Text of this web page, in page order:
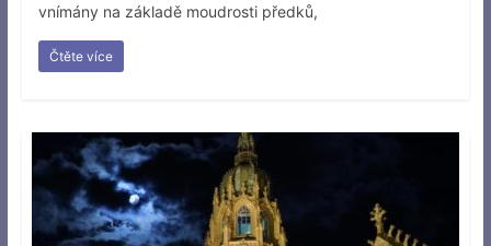
vnímány na základě moudrosti předků,
Čtěte více